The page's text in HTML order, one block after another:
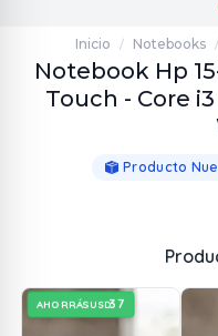
Inicio / Notebooks /
Notebook Hp
Touch - Core
Producto
AHORRÁSUSD37